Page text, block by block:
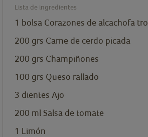
Lista de ingredientes
1 bolsa Corazones de alcachofa
200 grs Carne de cerdo picada
200 grs Champiñones
100 grs Queso rallado
3 dientes Ajo
200 ml Salsa de tomate
1 Limón